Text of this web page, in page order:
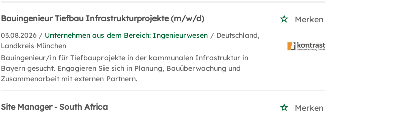
Bauingenieur Tiefbau Infrastrukturprojekte (m/w/d) Merken
03.08.2026 / Unternehmen aus dem Bereich: Ingenieurwesen / Deutschland,
Landkreis München
Bauingenieur/in für Tiefbauprojekte in der kommunalen Infrastruktur in
Bayern gesucht. Engagieren Sie sich in Planung, Bauüberwachung und
Zusammenarbeit mit externen Partnern.
Site Manager - South Africa Merken